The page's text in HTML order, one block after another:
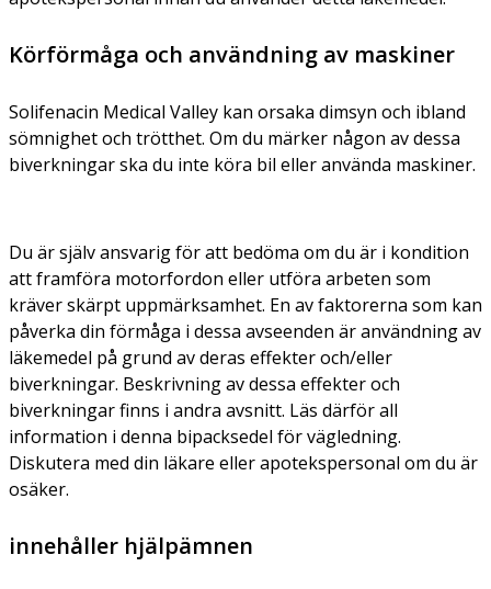
Körförmåga och användning av maskiner
Solifenacin Medical Valley kan orsaka dimsyn och ibland
sömnighet och trötthet. Om du märker någon av dessa
biverkningar ska du inte köra bil eller använda maskiner.
Du är själv ansvarig för att bedöma om du är i kondition
att framföra motorfordon eller utföra arbeten som
kräver skärpt uppmärksamhet. En av faktorerna som kan
påverka din förmåga i dessa avseenden är användning av
läkemedel på grund av deras effekter och/eller
biverkningar. Beskrivning av dessa effekter och
biverkningar finns i andra avsnitt. Läs därför all
information i denna bipacksedel för vägledning.
Diskutera med din läkare eller apotekspersonal om du är
osäker.
innehåller hjälpämnen